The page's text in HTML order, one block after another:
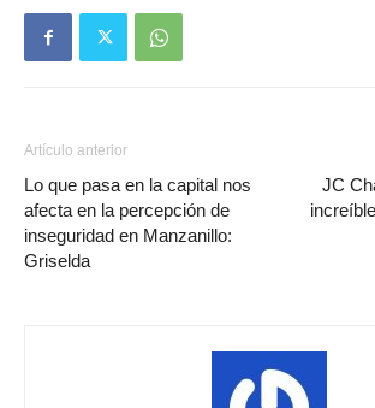
Artículo anterior
Lo que pasa en la capital nos
afecta en la percepción de
inseguridad en Manzanillo:
Griselda
JC